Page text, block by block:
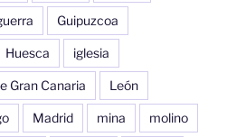
Guipuzcoa
Huesca iglesia
Gran Canaria León
Madrid mina molino